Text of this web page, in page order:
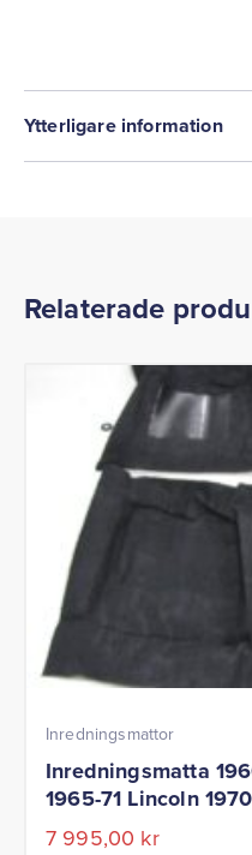
Ytterligare information
Relaterade
Inredningsmattor
Inredningsmatta
1965-71 Lincoln
7 995,00 kr